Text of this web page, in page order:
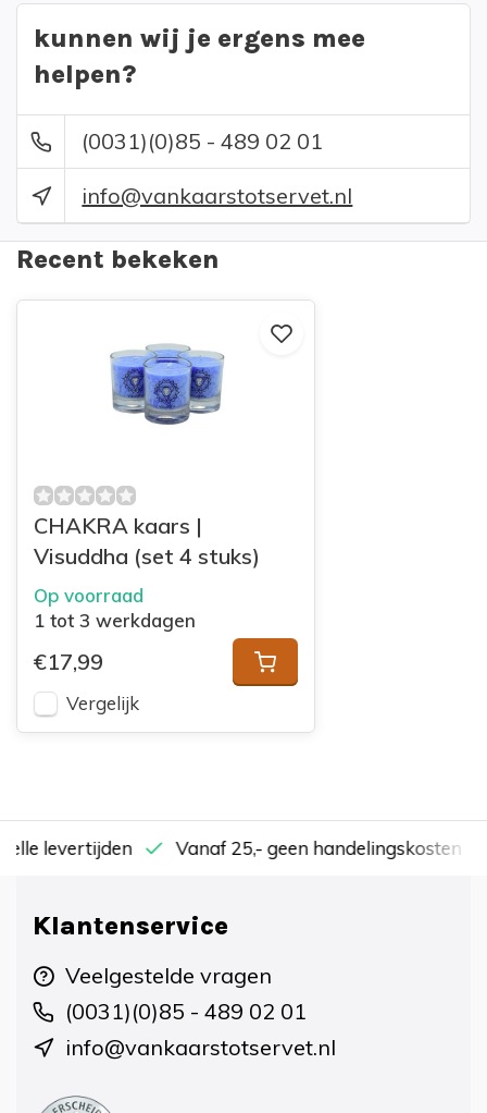
kunnen wij je ergens mee
helpen?
(0031)(0)85 - 489 02 01
info@vankaarstotservet.nl
Recent bekeken
CHAKRA kaars |
Visuddha (set 4 stuks)
Op voorraad
1 tot 3 werkdagen
€17,99
Vergelijk
levertijden Vanaf 25,- geen handelingskosten
Klantenservice
Veelgestelde vragen
(0031)(0)85 - 489 02 01
info@vankaarstotservet.nl